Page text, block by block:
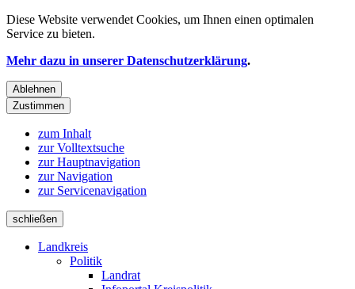
Diese Website verwendet Cookies, um Ihnen einen optimalen
Service zu bieten.
Mehr dazu in unserer Datenschutzerklärung.
Ablehnen
Zustimmen
zum Inhalt
zur Volltextsuche
zur Hauptnavigation
zur Navigation
zur Servicenavigation
schließen
Landkreis
Politik
Landrat